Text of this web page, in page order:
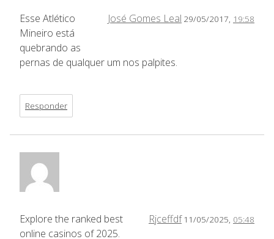
José Gomes Leal 29/05/2017, 19:58
Esse Atlético
Mineiro está
quebrando as
pernas de qualquer um nos palpites.
Responder
Rjceffdf 11/05/2025, 05:48
Explore the ranked best
online casinos of 2025.